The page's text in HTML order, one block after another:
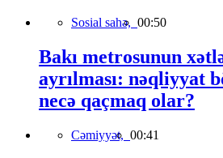
Sosial sahə, 00:50
Bakı metrosunun
ayrılması: nəqliyyat
necə qaçmaq olar?
Cəmiyyət, 00:41